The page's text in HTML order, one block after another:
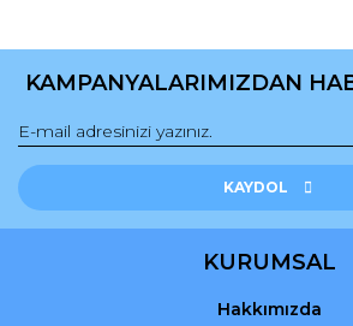
KAMPANYALARIMIZDAN
KAYDOL
KURUMSAL
Hakkımızda